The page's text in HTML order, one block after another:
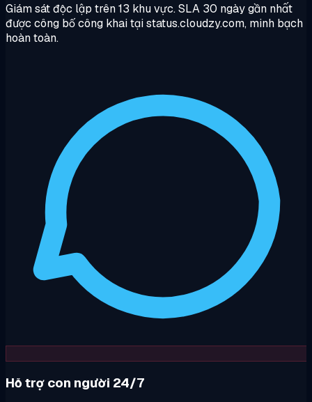
Giám sát độc lập trên 13 khu vực. SLA 30 ngày gần nhất
được công bố công khai tại status.cloudzy.com, minh bạch
hoàn toàn.
Hỗ trợ con người 24/7